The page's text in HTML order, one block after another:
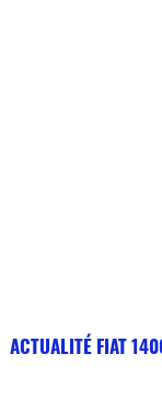
ACTUALITÉ FIAT